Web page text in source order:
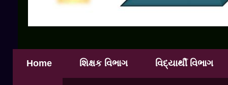
Home શિક્ષક વિભાગ વિદ્યાર્થી વિભાગ